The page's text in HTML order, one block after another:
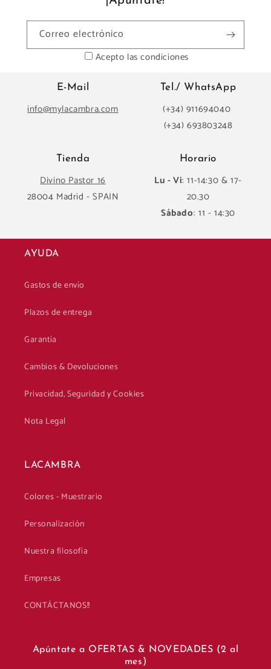
Correo electrónico
Acepto las condiciones
E-Mail
info@mylacambra.com
Tel./ WhatsApp
(+34) 911694040
(+34) 693803248
Tienda
Divino Pastor 16
28004 Madrid - SPAIN
Horario
Lu - Vi: 11-14:30 & 17-
20.30
Sábado: 11 - 14:30
AYUDA
Gastos de envío
Plazos de entrega
Garantía
Cambios & Devoluciones
Privacidad, Seguridad y Cookies
Nota Legal
LACAMBRA
Colores - Muestrario
Personalización
Nuestra filosofía
Empresas
CONTÁCTANOS!!
Apúntate a OFERTAS & NOVEDADES (2 al
mes)